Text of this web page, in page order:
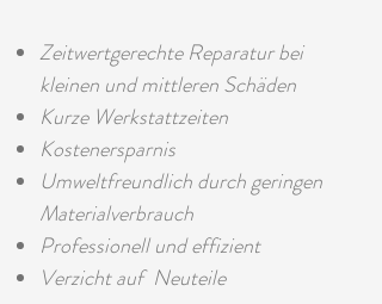
Zeitwertgerechte Reparatur bei
kleinen und mittleren Schäden
Kurze Werkstattzeiten
Kostenersparnis
Umweltfreundlich durch geringen
Materialverbrauch
Professionell und effizient
Verzicht auf Neuteile